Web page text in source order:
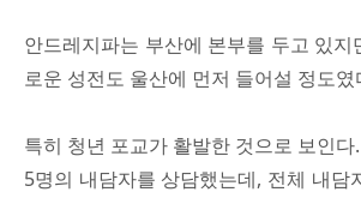
안드레지파는 부산에 본부를 두고 있
로운 성전도 울산에 먼저 들어설 정도였
특히 청년 포교가 활발한 것으로 보인
5명의 내담자를 상담했는데, 전체 내